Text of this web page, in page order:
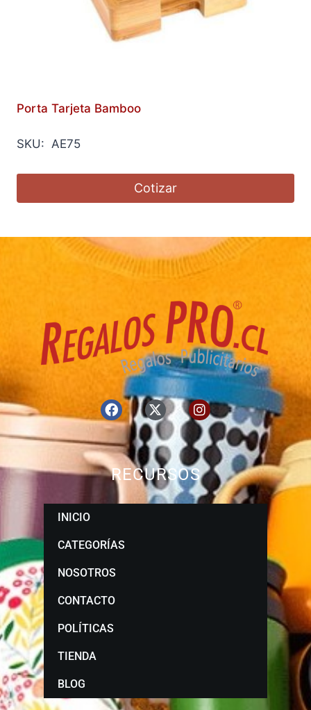
Porta Tarjeta Bamboo
SKU: AE75
Cotizar
RECURSOS
INICIO
CATEGORÍAS
NOSOTROS
CONTACTO
POLÍTICAS
TIENDA
BLOG